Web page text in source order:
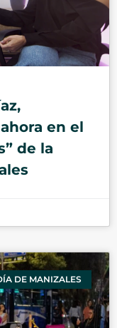
en el
de la
DE MANIZALES